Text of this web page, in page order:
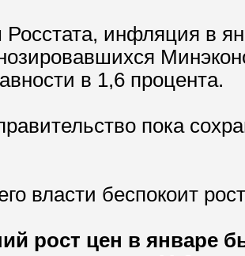
инфляция в
в 1,6 процента.
пока
власти беспокоит
рост цен в январе